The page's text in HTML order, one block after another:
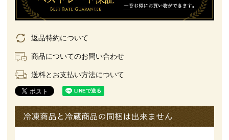
返品特約について
商品についてのお問い合わせ
送料とお支払い方法について